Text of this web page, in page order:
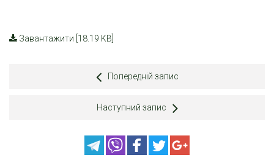
Завантажити [18.19 KB]
Попередній запис
Наступний запис